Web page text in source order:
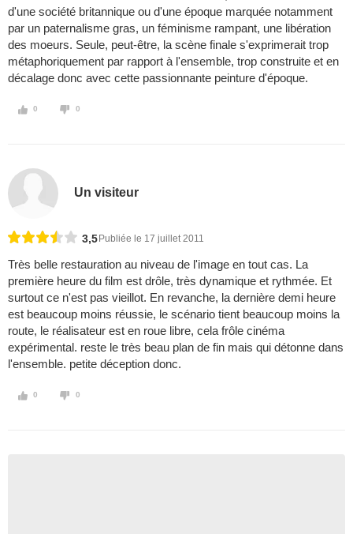
d'une société britannique ou d'une époque marquée notamment
par un paternalisme gras, un féminisme rampant, une libération
des moeurs. Seule, peut-être, la scène finale s'exprimerait trop
métaphoriquement par rapport à l'ensemble, trop construite et en
décalage donc avec cette passionnante peinture d'époque.
0 0
Un visiteur
3,5 Publiée le 17 juillet 2011
Très belle restauration au niveau de l'image en tout cas. La
première heure du film est drôle, très dynamique et rythmée. Et
surtout ce n'est pas vieillot. En revanche, la dernière demi heure
est beaucoup moins réussie, le scénario tient beaucoup moins la
route, le réalisateur est en roue libre, cela frôle cinéma
expérimental. reste le très beau plan de fin mais qui détonne dans
l'ensemble. petite déception donc.
0 0